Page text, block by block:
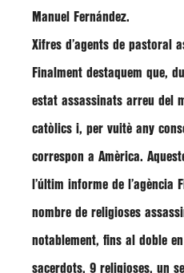
Manuel Fernández.
Xifres d’agents de pastoral
Finalment destaquem que,
estat assassinats arreu del
catòlics i, per vuitè any
correspon a Amèrica.
l’últim informe de l’agència
nombre de religioses
notablement, fins al doble
sacerdots, 9 religioses, un